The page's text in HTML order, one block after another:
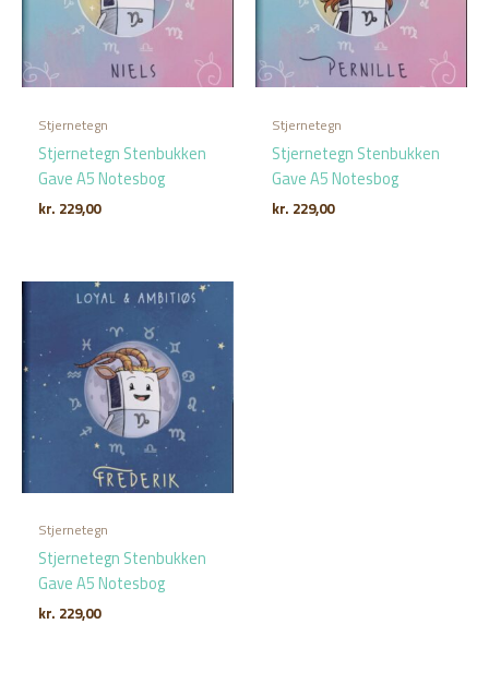
Stjernetegn
Stjernetegn Stenbukken
Gave A5 Notesbog
kr. 229,00
Stjernetegn
Stjernetegn Stenbukken
Gave A5 Notesbog
kr. 229,00
Stjernetegn
Stjernetegn Stenbukken
Gave A5 Notesbog
kr. 229,00